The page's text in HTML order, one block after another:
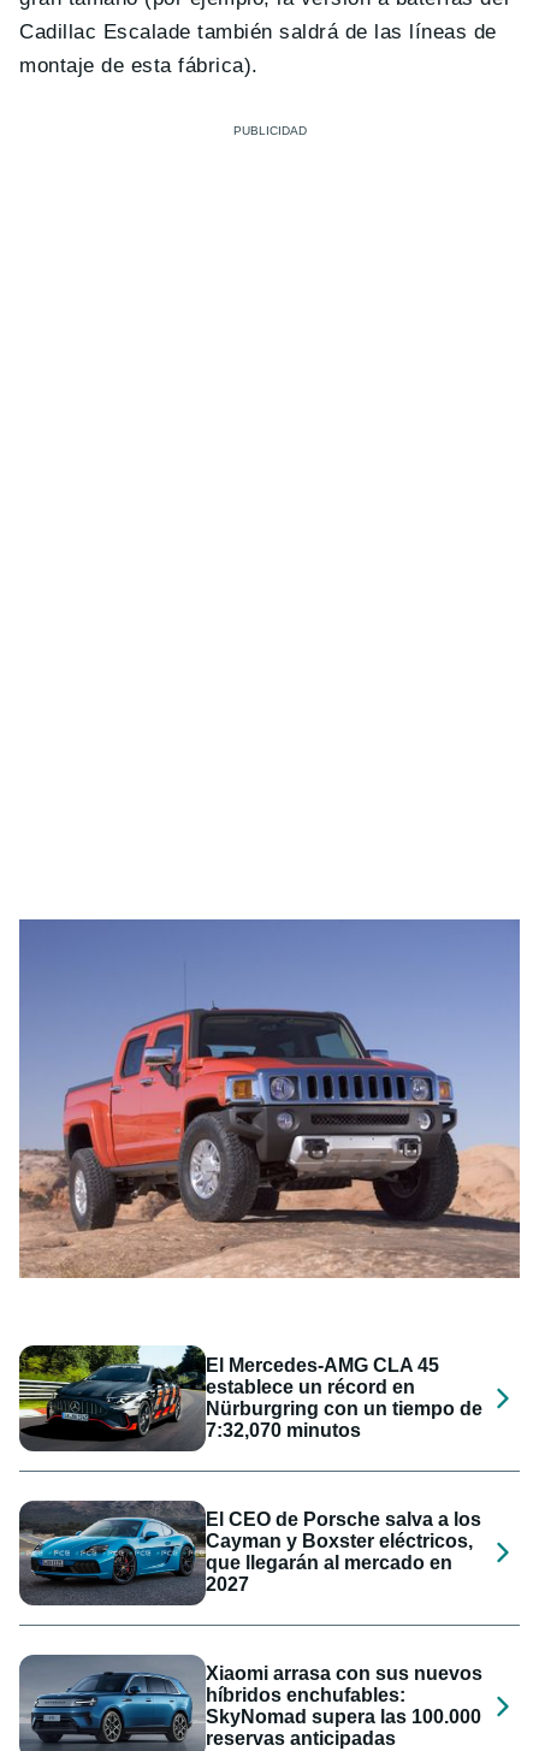
Cadillac Escalade también saldrá de las líneas de
montaje de esta fábrica).
El Mercedes-AMG CLA 45
establece un récord en
Nürburgring con un tiempo de
7:32,070 minutos
El CEO de Porsche salva a los
Cayman y Boxster eléctricos,
que llegarán al mercado en
2027
Xiaomi arrasa con sus nuevos
híbridos enchufables:
SkyNomad supera las 100.000
reservas anticipadas